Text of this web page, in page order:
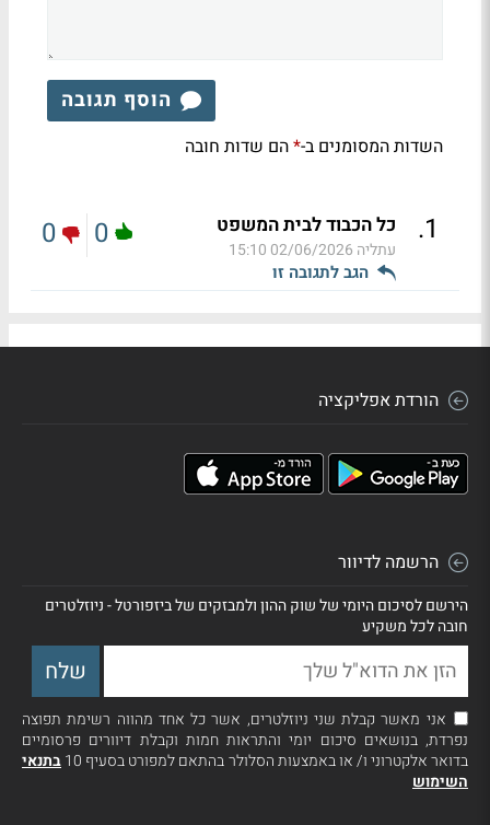
הוסף תגובה
השדות המסומנים ב-*הם שדות חובה
1
. כל הכבוד לבית המשפט
עתליה 02/06/2026 15:10
הגב לתגובה זו
0
0
הורדת אפליקציה
הרשמה לדיוור
הירשם לסיכום היומי של שוק ההון ולמבזקים של ביזפורטל - ניוזלטרים
חובה לכל משקיע
אני מאשר קבלת שני ניוזלטרים, אשר כל אחד מהווה רשימת תפוצה
נפרדת, בנושאים סיכום יומי והתראות חמות וקבלת דיוורים פרסומיים
בדואר אלקטרוני ו/ או באמצעות הסלולר בהתאם למפורט בסעיף 10
בתנאי
השימוש